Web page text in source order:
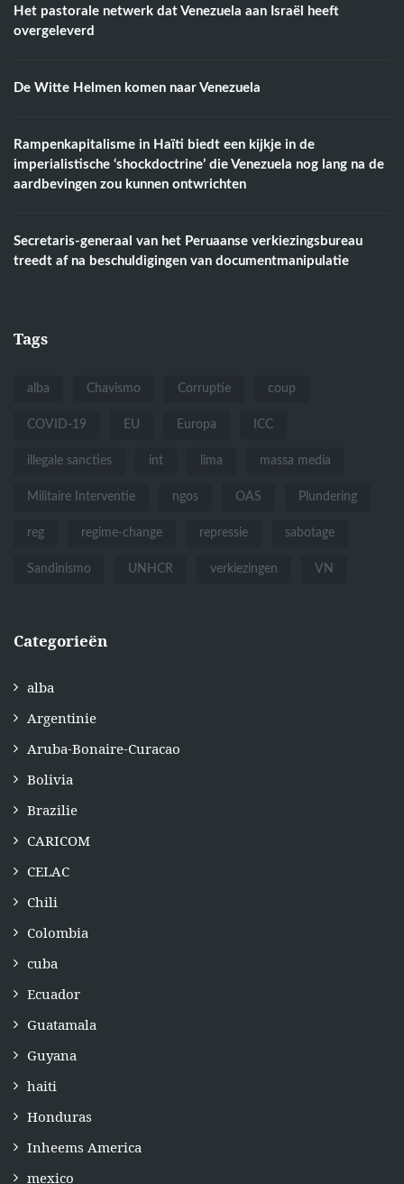
Het pastorale netwerk dat Venezuela aan Israël heeft
overgeleverd
De Witte Helmen komen naar Venezuela
Rampenkapitalisme in Haïti biedt een kijkje in de
imperialistische ‘shockdoctrine’ die Venezuela nog lang na de
aardbevingen zou kunnen ontwrichten
Secretaris-generaal van het Peruaanse verkiezingsbureau
treedt af na beschuldigingen van documentmanipulatie
Tags
alba Chavismo Corruptie coup
COVID-19 EU Europa ICC
illegale sancties int lima massa media
Militaire Interventie ngos OAS Plundering
reg regime-change repressie sabotage
Sandinismo UNHCR verkiezingen VN
Categorieën
alba
Argentinie
Aruba-Bonaire-Curacao
Bolivia
Brazilie
CARICOM
CELAC
Chili
Colombia
cuba
Ecuador
Guatamala
Guyana
haiti
Honduras
Inheems America
mexico